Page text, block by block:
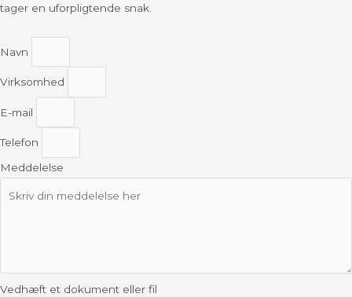
tager en uforpligtende snak.
Navn
Virksomhed
E-mail
Telefon
Meddelelse
Vedhæft et dokument eller fil